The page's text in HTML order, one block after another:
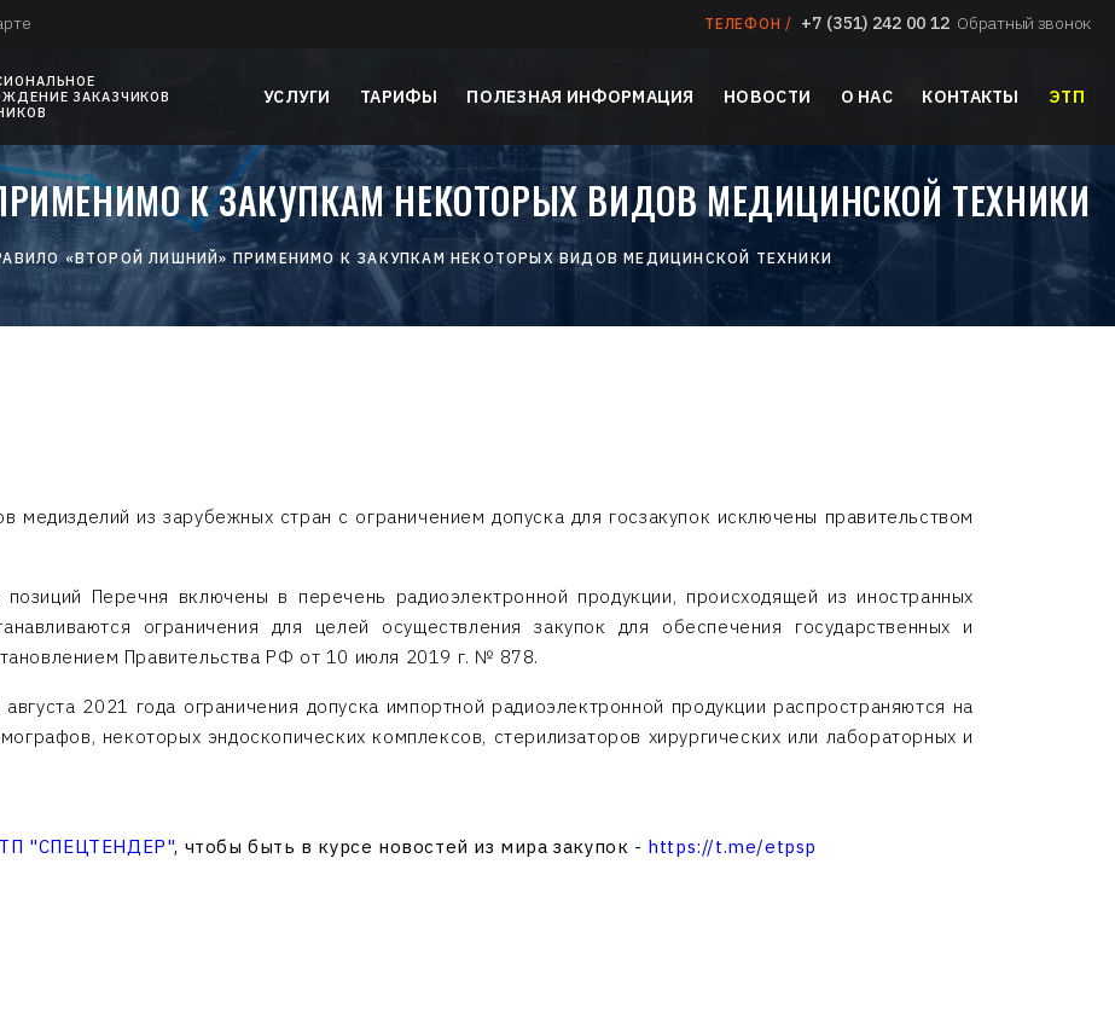
ТЕЛЕФОН / +7 (351) 242 00 12 Обратный звонок
ЗАКАЗЧИКОВ
УСЛУГИ ТАРИФЫ ПОЛЕЗНАЯ ИНФОРМАЦИЯ НОВОСТИ О НАС КОНТАКТЫ ЭТП
К ЗАКУПКАМ НЕКОТОРЫХ ВИДОВ МЕДИЦИНСКОЙ ТЕХНИКИ
«ВТОРОЙ ЛИШНИЙ» ПРИМЕНИМО К ЗАКУПКАМ НЕКОТОРЫХ ВИДОВ МЕДИЦИНСКОЙ ТЕХНИКИ
медизделий из зарубежных стран с ограничением допуска для госзакупок исключены правительством
Перечня включены в перечень радиоэлектронной продукции, происходящей из иностранных
ограничения для целей осуществления закупок для обеспечения государственных и
Правительства РФ от 10 июля 2019 г. № 878.
2021 года ограничения допуска импортной радиоэлектронной продукции распространяются на
некоторых эндоскопических комплексов, стерилизаторов хирургических или лабораторных и
"СПЕЦТЕНДЕР", чтобы быть в курсе новостей из мира закупок - https://t.me/etpsp